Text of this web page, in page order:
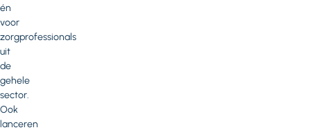
én
voor
zorgprofessionals
uit
de
gehele
sector.
Ook
lanceren